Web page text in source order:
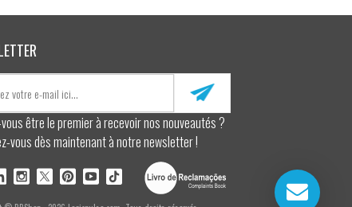
être le premier à recevoir nos nouveautés ?
vous dès maintenant à notre newsletter !